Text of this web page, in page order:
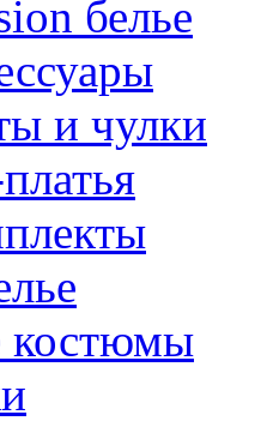
белье
и чулки
костюмы